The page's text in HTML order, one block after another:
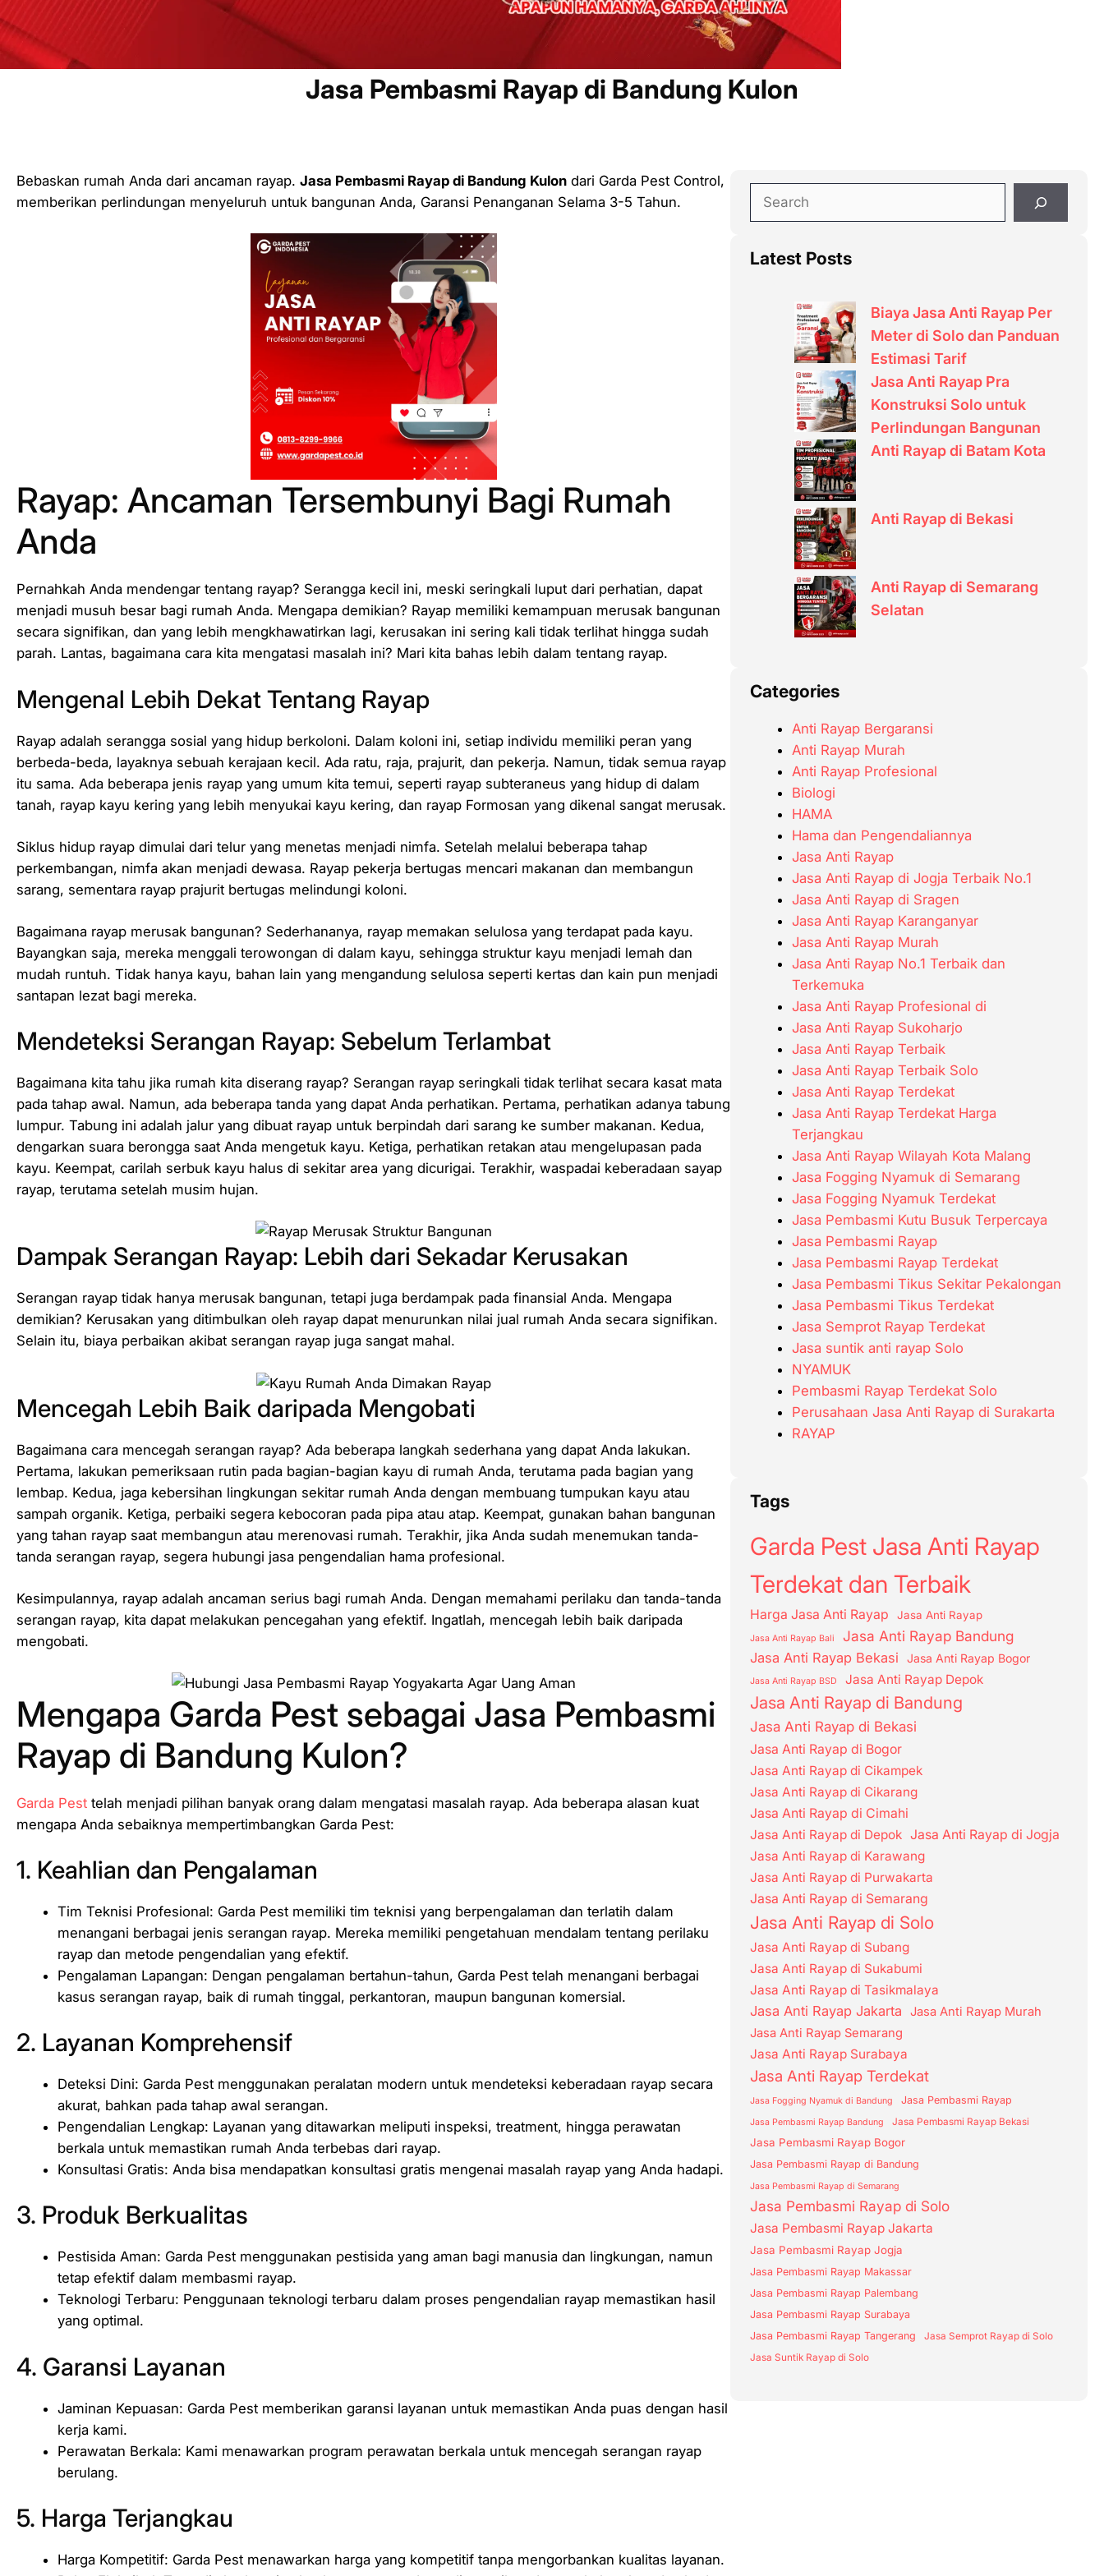
Jasa Pembasmi Rayap di Bandung Kulon
Bebaskan rumah Anda dari ancaman rayap. Jasa Pembasmi Rayap di Bandung Kulon dari Garda Pest Control,
memberikan perlindungan menyeluruh untuk bangunan Anda, Garansi Penanganan Selama 3-5 Tahun.
Rayap: Ancaman Tersembunyi Bagi Rumah
Anda
Pernahkah Anda mendengar tentang rayap? Serangga kecil ini, meski seringkali luput dari perhatian, dapat
menjadi musuh besar bagi rumah Anda. Mengapa demikian? Rayap memiliki kemampuan merusak bangunan
secara signifikan, dan yang lebih mengkhawatirkan lagi, kerusakan ini sering kali tidak terlihat hingga sudah
parah. Lantas, bagaimana cara kita mengatasi masalah ini? Mari kita bahas lebih dalam tentang rayap.
Mengenal Lebih Dekat Tentang Rayap
Rayap adalah serangga sosial yang hidup berkoloni. Dalam koloni ini, setiap individu memiliki peran yang
berbeda-beda, layaknya sebuah kerajaan kecil. Ada ratu, raja, prajurit, dan pekerja. Namun, tidak semua rayap
itu sama. Ada beberapa jenis rayap yang umum kita temui, seperti rayap subteraneus yang hidup di dalam
tanah, rayap kayu kering yang lebih menyukai kayu kering, dan rayap Formosan yang dikenal sangat merusak.
Siklus hidup rayap dimulai dari telur yang menetas menjadi nimfa. Setelah melalui beberapa tahap
perkembangan, nimfa akan menjadi dewasa. Rayap pekerja bertugas mencari makanan dan membangun
sarang, sementara rayap prajurit bertugas melindungi koloni.
Bagaimana rayap merusak bangunan? Sederhananya, rayap memakan selulosa yang terdapat pada kayu.
Bayangkan saja, mereka menggali terowongan di dalam kayu, sehingga struktur kayu menjadi lemah dan
mudah runtuh. Tidak hanya kayu, bahan lain yang mengandung selulosa seperti kertas dan kain pun menjadi
santapan lezat bagi mereka.
Mendeteksi Serangan Rayap: Sebelum Terlambat
Bagaimana kita tahu jika rumah kita diserang rayap? Serangan rayap seringkali tidak terlihat secara kasat mata
pada tahap awal. Namun, ada beberapa tanda yang dapat Anda perhatikan. Pertama, perhatikan adanya tabung
lumpur. Tabung ini adalah jalur yang dibuat rayap untuk berpindah dari sarang ke sumber makanan. Kedua,
dengarkan suara berongga saat Anda mengetuk kayu. Ketiga, perhatikan retakan atau mengelupasan pada
kayu. Keempat, carilah serbuk kayu halus di sekitar area yang dicurigai. Terakhir, waspadai keberadaan sayap
rayap, terutama setelah musim hujan.
Dampak Serangan Rayap: Lebih dari Sekadar Kerusakan
Serangan rayap tidak hanya merusak bangunan, tetapi juga berdampak pada finansial Anda. Mengapa
demikian? Kerusakan yang ditimbulkan oleh rayap dapat menurunkan nilai jual rumah Anda secara signifikan.
Selain itu, biaya perbaikan akibat serangan rayap juga sangat mahal.
Mencegah Lebih Baik daripada Mengobati
Bagaimana cara mencegah serangan rayap? Ada beberapa langkah sederhana yang dapat Anda lakukan.
Pertama, lakukan pemeriksaan rutin pada bagian-bagian kayu di rumah Anda, terutama pada bagian yang
lembap. Kedua, jaga kebersihan lingkungan sekitar rumah Anda dengan membuang tumpukan kayu atau
sampah organik. Ketiga, perbaiki segera kebocoran pada pipa atau atap. Keempat, gunakan bahan bangunan
yang tahan rayap saat membangun atau merenovasi rumah. Terakhir, jika Anda sudah menemukan tanda-
tanda serangan rayap, segera hubungi jasa pengendalian hama profesional.
Kesimpulannya, rayap adalah ancaman serius bagi rumah Anda. Dengan memahami perilaku dan tanda-tanda
serangan rayap, kita dapat melakukan pencegahan yang efektif. Ingatlah, mencegah lebih baik daripada
mengobati.
Mengapa Garda Pest sebagai Jasa Pembasmi
Rayap di Bandung Kulon?
Garda Pest telah menjadi pilihan banyak orang dalam mengatasi masalah rayap. Ada beberapa alasan kuat
mengapa Anda sebaiknya mempertimbangkan Garda Pest:
1. Keahlian dan Pengalaman
Tim Teknisi Profesional: Garda Pest memiliki tim teknisi yang berpengalaman dan terlatih dalam
menangani berbagai jenis serangan rayap. Mereka memiliki pengetahuan mendalam tentang perilaku
rayap dan metode pengendalian yang efektif.
Pengalaman Lapangan: Dengan pengalaman bertahun-tahun, Garda Pest telah menangani berbagai
kasus serangan rayap, baik di rumah tinggal, perkantoran, maupun bangunan komersial.
2. Layanan Komprehensif
Deteksi Dini: Garda Pest menggunakan peralatan modern untuk mendeteksi keberadaan rayap secara
akurat, bahkan pada tahap awal serangan.
Pengendalian Lengkap: Layanan yang ditawarkan meliputi inspeksi, treatment, hingga perawatan
berkala untuk memastikan rumah Anda terbebas dari rayap.
Konsultasi Gratis: Anda bisa mendapatkan konsultasi gratis mengenai masalah rayap yang Anda hadapi.
3. Produk Berkualitas
Pestisida Aman: Garda Pest menggunakan pestisida yang aman bagi manusia dan lingkungan, namun
tetap efektif dalam membasmi rayap.
Teknologi Terbaru: Penggunaan teknologi terbaru dalam proses pengendalian rayap memastikan hasil
yang optimal.
4. Garansi Layanan
Jaminan Kepuasan: Garda Pest memberikan garansi layanan untuk memastikan Anda puas dengan hasil
kerja kami.
Perawatan Berkala: Kami menawarkan program perawatan berkala untuk mencegah serangan rayap
berulang.
5. Harga Terjangkau
Harga Kompetitif: Garda Pest menawarkan harga yang kompetitif tanpa mengorbankan kualitas layanan.
rLatest Posts
Biaya Jasa Anti Rayap Per
Meter di Solo dan Panduan
Estimasi Tarif
Jasa Anti Rayap Pra
Konstruksi Solo untuk
Perlindungan Bangunan
Anti Rayap di Batam Kota
Anti Rayap di Bekasi
Anti Rayap di Semarang
Selatan
Categories
Anti Rayap Bergaransi
Anti Rayap Murah
Anti Rayap Profesional
Biologi
HAMA
Hama dan Pengendaliannya
Jasa Anti Rayap
Jasa Anti Rayap di Jogja Terbaik No.1
Jasa Anti Rayap di Sragen
Jasa Anti Rayap Karanganyar
Jasa Anti Rayap Murah
Jasa Anti Rayap No.1 Terbaik dan
Terkemuka
Jasa Anti Rayap Profesional di
Jasa Anti Rayap Sukoharjo
Jasa Anti Rayap Terbaik
Jasa Anti Rayap Terbaik Solo
Jasa Anti Rayap Terdekat
Jasa Anti Rayap Terdekat Harga
Terjangkau
Jasa Anti Rayap Wilayah Kota Malang
Jasa Fogging Nyamuk di Semarang
Jasa Fogging Nyamuk Terdekat
Jasa Pembasmi Kutu Busuk Terpercaya
Jasa Pembasmi Rayap
Jasa Pembasmi Rayap Terdekat
Jasa Pembasmi Tikus Sekitar Pekalongan
Jasa Pembasmi Tikus Terdekat
Jasa Semprot Rayap Terdekat
Jasa suntik anti rayap Solo
NYAMUK
Pembasmi Rayap Terdekat Solo
Perusahaan Jasa Anti Rayap di Surakarta
RAYAP
Tags
Garda Pest Jasa Anti Rayap
Terdekat dan Terbaik
Harga Jasa Anti Rayap Jasa Anti Rayap
Jasa Anti Rayap Bali Jasa Anti Rayap Bandung
Jasa Anti Rayap Bekasi Jasa Anti Rayap Bogor
Jasa Anti Rayap BSD Jasa Anti Rayap Depok
Jasa Anti Rayap di Bandung
Jasa Anti Rayap di Bekasi
Jasa Anti Rayap di Bogor
Jasa Anti Rayap di Cikampek
Jasa Anti Rayap di Cikarang
Jasa Anti Rayap di Cimahi
Jasa Anti Rayap di Depok Jasa Anti Rayap di Jogja
Jasa Anti Rayap di Karawang
Jasa Anti Rayap di Purwakarta
Jasa Anti Rayap di Semarang
Jasa Anti Rayap di Solo
Jasa Anti Rayap di Subang
Jasa Anti Rayap di Sukabumi
Jasa Anti Rayap di Tasikmalaya
Jasa Anti Rayap Jakarta
Jasa Anti Rayap Murah
Jasa Anti Rayap Semarang
Jasa Anti Rayap Surabaya
Jasa Anti Rayap Terdekat
Jasa Fogging Nyamuk di Bandung Jasa Pembasmi Rayap
Jasa Pembasmi Rayap Bandung Jasa Pembasmi Rayap Bekasi
Jasa Pembasmi Rayap Bogor
Jasa Pembasmi Rayap di Bandung
Jasa Pembasmi Rayap di Semarang
Jasa Pembasmi Rayap di Solo
Jasa Pembasmi Rayap Jakarta
Jasa Pembasmi Rayap Jogja
Jasa Pembasmi Rayap Makassar
Jasa Pembasmi Rayap Palembang
Jasa Pembasmi Rayap Surabaya
Jasa Pembasmi Rayap Tangerang
Jasa Semprot Rayap di Solo
Jasa Suntik Rayap di Solo